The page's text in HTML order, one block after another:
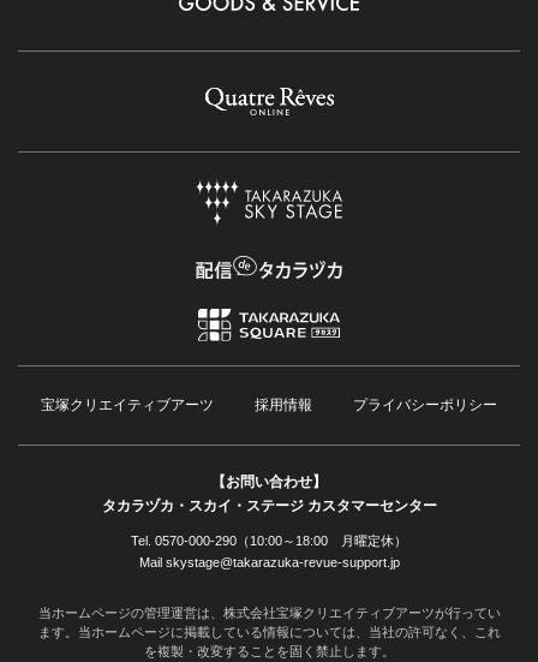
宝塚クリエイティブアーツ 採用情報 プライバシーポリシー
【お問い合わせ】
タカラヅカ・スカイ・ステージ カスタマーセンター
Tel. 0570-000-290（10:00～18:00 月曜定休）
Mail skystage@takarazuka-revue-support.jp
当ホームページの管理運営は、株式会社宝塚クリエイティブアーツが行ってい
ます。当ホームページに掲載している情報については、当社の許可なく、これ
を複製・改変することを固く禁止します。